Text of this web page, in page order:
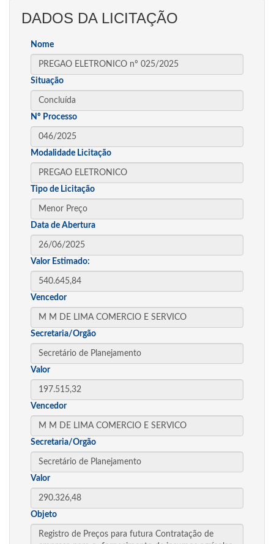
DADOS DA LICITAÇÃO
Nome
Situação
Nº Processo
Modalidade Licitação
Tipo de Licitação
Data de Abertura
Valor Estimado:
Vencedor
Secretaria/Orgão
Valor
Vencedor
Secretaria/Orgão
Valor
Objeto